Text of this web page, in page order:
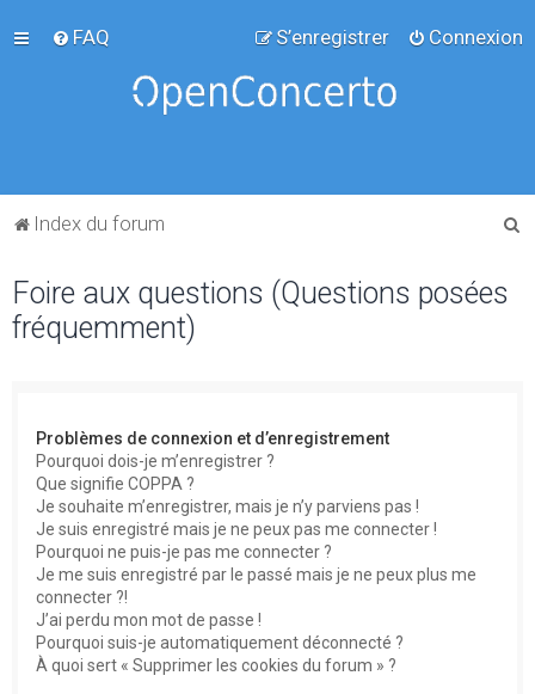
FAQ Connexion
S’enregistrer
Index du forum
Foire aux questions (Questions posées
fréquemment)
Problèmes de connexion et d’enregistrement
Pourquoi dois-je m’enregistrer ?
Que signifie COPPA ?
Je souhaite m’enregistrer, mais je n’y parviens pas !
Je suis enregistré mais je ne peux pas me connecter !
Pourquoi ne puis-je pas me connecter ?
Je me suis enregistré par le passé mais je ne peux plus me
connecter ?!
J’ai perdu mon mot de passe !
Pourquoi suis-je automatiquement déconnecté ?
À quoi sert « Supprimer les cookies du forum » ?